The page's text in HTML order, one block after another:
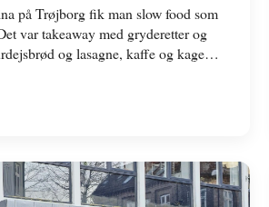
på Trøjborg fik man slow food som
var takeaway med gryderetter og
og lasagne, kaffe og kage